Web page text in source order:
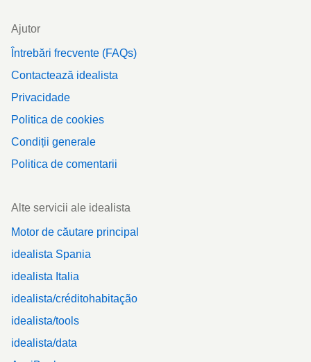
Ajutor
Întrebări frecvente (FAQs)
Contactează idealista
Privacidade
Politica de cookies
Condiții generale
Politica de comentarii
Alte servicii ale idealista
Motor de căutare principal
idealista Spania
idealista Italia
idealista/créditohabitação
idealista/tools
idealista/data